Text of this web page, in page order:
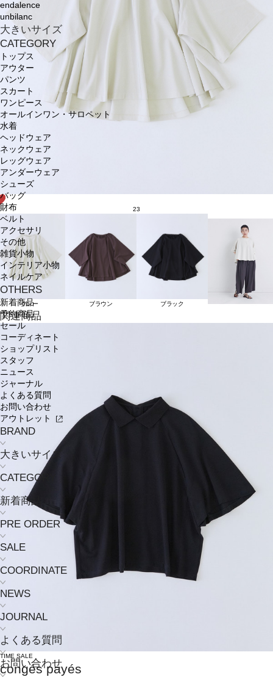
endalence
unbilanc
大きいサイズ
CATEGORY
トップス
アウター
パンツ
スカート
ワンピース
オールインワン・サロペット
水着
ヘッドウェア
ネックウェア
レッグウェア
アンダーウェア
シューズ
バッグ
財布
ベルト
アクセサリ
その他
雑貨小物
インテリア小物
ネイルケア
OTHERS
新着商品
予約商品
セール
コーディネート
ショップリスト
スタッフ
ニュース
ジャーナル
よくある質問
お問い合わせ
アウトレット
BRAND
大きいサイズ
CATEGORY
新着商品
PRE ORDER
SALE
COORDINATE
NEWS
JOURNAL
よくある質問
お問い合わせ
23
グレー ブラウン ブラック
関連商品
TIME SALE
congés payés